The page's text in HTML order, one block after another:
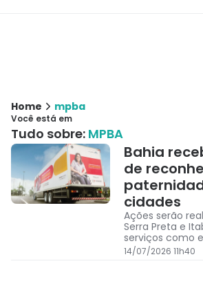
Home mpba
Você está em
Tudo sobre: MPBA
Bahia
de
cidades
Ações serão
Serra Preta e
serviços como
emissão de
14/07/2026 11h40